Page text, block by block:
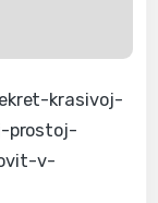
krasivoj-
prostoj-
v-